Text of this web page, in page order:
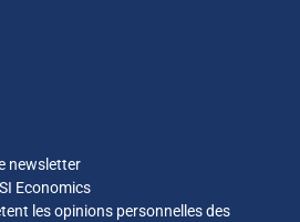
newsletter
Economics
les opinions personnelles des